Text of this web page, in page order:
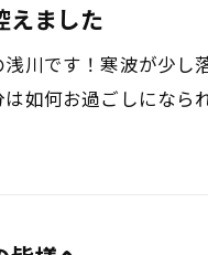
ました
川です！寒波が少し
如何お過ごしになら